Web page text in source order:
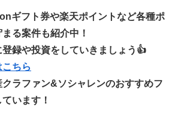
ギフト券や楽天ポイントなど各種ポ
る案件も紹介中！
録や投資をしていきましょう👍
ちら
ラファン&ソシャレンのおすすめフ
います！